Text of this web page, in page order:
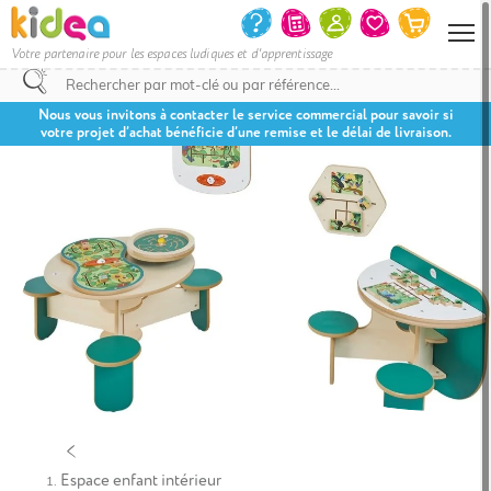
Votre partenaire pour les espaces ludiques et d'apprentissage
Nous vous invitons à contacter le service commercial pour savoir si
votre projet d’achat bénéficie d’une remise et le délai de livraison.
Espace enfant intérieur